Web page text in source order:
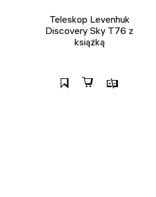
Teleskop Levenhuk
Discovery Sky T76 z
książką